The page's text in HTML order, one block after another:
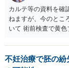
カルテ等の資料を確
ねますが、今のとこ
いて 術前検査で黄
的な医療水準に照ら
過失が認められる可
不妊治療で胚の